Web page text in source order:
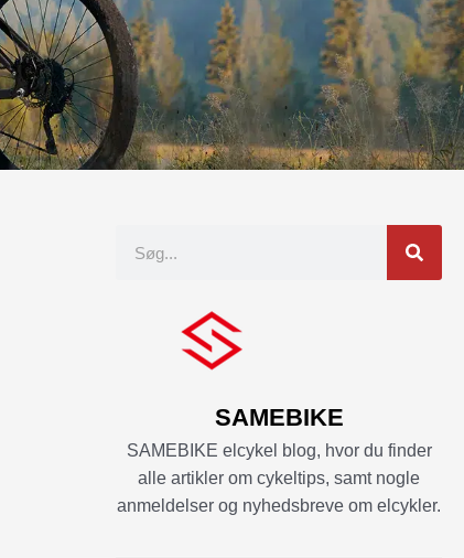
SAMEBIKE
SAMEBIKE elcykel blog, hvor du finder
alle artikler om cykeltips, samt nogle
anmeldelser og nyhedsbreve om elcykler.